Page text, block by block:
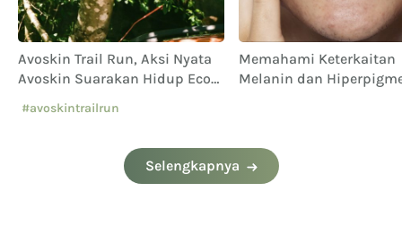
Avoskin Trail Run, Aksi Nyata
Avoskin Suarakan Hidup Eco
#avoskintrailrun
Memahami Keterkaitan
Melanin dan
Selengkapnya